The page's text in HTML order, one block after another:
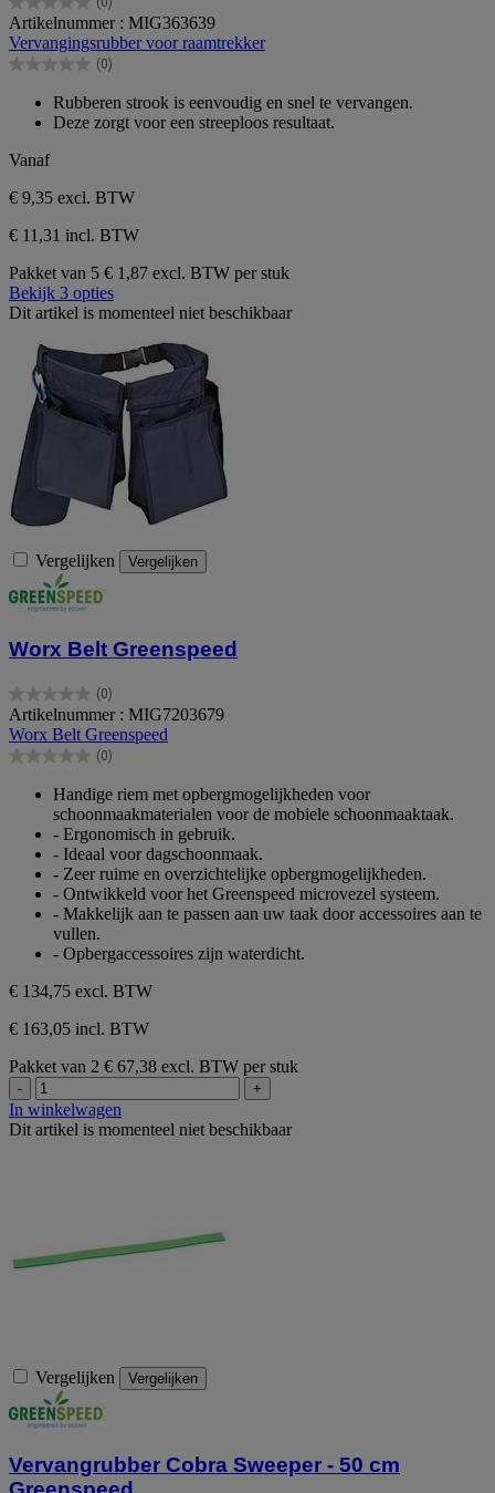
0.0
van
de
5
Artikelnummer : MIG363639
Vervangingsrubber voor raamtrekker
(0)
0.0
sterren.
Rubberen strook is eenvoudig en snel te vervangen.
Deze zorgt voor een streeploos resultaat.
Vanaf
€ 9,35 excl. BTW
€ 11,31 incl. BTW
Pakket van 5 € 1,87 excl. BTW per stuk
Bekijk 3 opties
Dit artikel is momenteel niet beschikbaar
Vergelijken Vergelijken
Worx Belt Greenspeed
(0)
0.0
van
de
5
Artikelnummer : MIG7203679
Worx Belt Greenspeed
(0)
0.0
sterren.
Handige riem met opbergmogelijkheden voor
schoonmaakmaterialen voor de mobiele schoonmaaktaak.
- Ergonomisch in gebruik.
- Ideaal voor dagschoonmaak.
- Zeer ruime en overzichtelijke opbergmogelijkheden.
- Ontwikkeld voor het Greenspeed microvezel systeem.
- Makkelijk aan te passen aan uw taak door accessoires aan te
vullen.
- Opbergaccessoires zijn waterdicht.
€ 134,75 excl. BTW
€ 163,05 incl. BTW
Pakket van 2 € 67,38 excl. BTW per stuk
- +
In winkelwagen
Dit artikel is momenteel niet beschikbaar
Vergelijken Vergelijken
Vervangrubber Cobra Sweeper - 50 cm